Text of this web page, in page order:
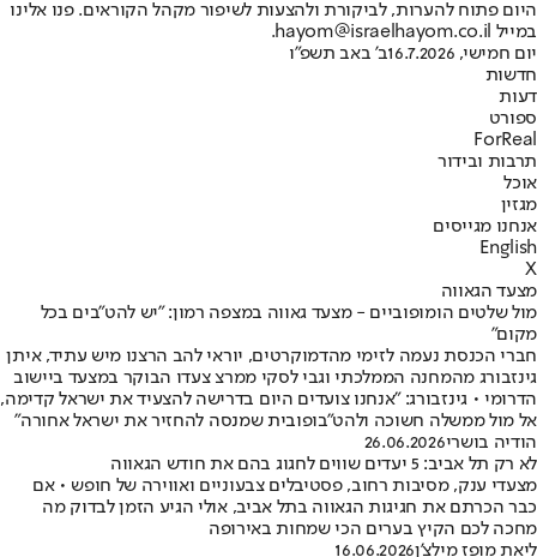
היום פתוח להערות, לביקורת ולהצעות לשיפור מקהל הקוראים. פנו אלינו
במייל hayom@israelhayom.co.il.
יום חמישי, 16.7.2026
ב' באב תשפ"ו
חדשות
דעות
ספורט
ForReal
תרבות ובידור
אוכל
מגזין
אנחנו מגייסים
English
X
מצעד הגאווה
מול שלטים הומופוביים - מצעד גאווה במצפה רמון: "יש להט"בים בכל
מקום"
חברי הכנסת נעמה לזימי מהדמוקרטים, יוראי להב הרצנו מיש עתיד, איתן
גינזבורג מהמחנה הממלכתי וגבי לסקי ממרצ צעדו הבוקר במצעד ביישוב
הדרומי • גינזבורג: "אנחנו צועדים היום בדרישה להצעיד את ישראל קדימה,
אל מול ממשלה חשוכה ולהט"בופובית שמנסה להחזיר את ישראל אחורה"
הודיה בושרי26.06.2026
לא רק תל אביב: 5 יעדים שווים לחגוג בהם את חודש הגאווה
מצעדי ענק, מסיבות רחוב, פסטיבלים צבעוניים ואווירה של חופש • אם
כבר הכרתם את חגיגות הגאווה בתל אביב, אולי הגיע הזמן לבדוק מה
מחכה לכם הקיץ בערים הכי שמחות באירופה
ליאת מופז מילצ'ן16.06.2026